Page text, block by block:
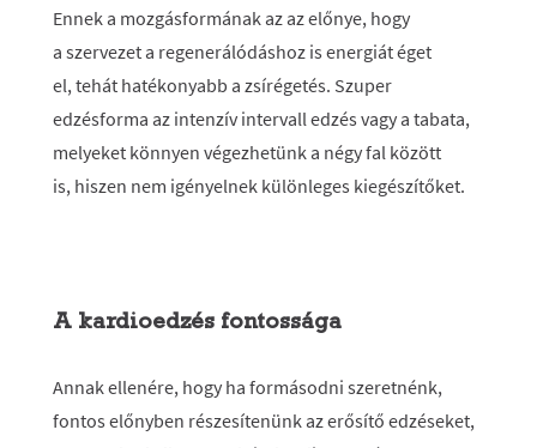
Ennek a mozgásformának az az előnye, hogy
a szervezet a regenerálódáshoz is energiát éget
el, tehát hatékonyabb a zsírégetés. Szuper
edzésforma az intenzív intervall edzés vagy a tabata,
melyeket könnyen végezhetünk a négy fal között
is, hiszen nem igényelnek különleges kiegészítőket.
A kardioedzés fontossága
Annak ellenére, hogy ha formásodni szeretnénk,
fontos előnyben részesítenünk az erősítő edzéseket,